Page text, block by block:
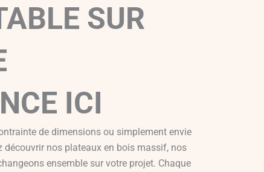
SUR
ICI
de dimensions ou simplement envie
découvrir nos plateaux en bois massif, nos
ensemble sur votre projet. Chaque